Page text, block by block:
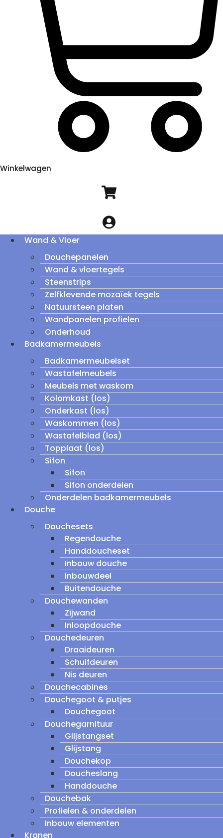
Winkelwagen
Wand & Vloer
Douchepanelen
Wand & vloertegels
Steenstrips
Zelfklevende mozaïek tegels
Natuursteen platen
Wandpanelen profielen
Onderhoud
Badkamermeubels
Badkamermeubelset
Wastafelmeubels
Meubels met waskom
Kolomkast (los)
Onderkast (los)
Waskommen (los)
Wastafelblad (los)
Topplaat (los)
Sifon
Sifon
Sifon onderdelen
Onderdelen badkamermeubels
Douche
Douchesets
Regendouche
Handdoucheset
Inbouw douche
inbouwdeel
Buitendouche
Douchewanden
Zijwand
Inloopdouche
Douchedeuren
Draaideuren
Schuifdeuren
Nis deuren
Douchecabines
Douchegoot & putjes
Douchegoot
Douchegarnituur
Glijstangset
Glijstang
Douchekop
Doucheslang
Handdouche
Douchebak
Profielen & onderdelen
Inbouw elementen
Kranen